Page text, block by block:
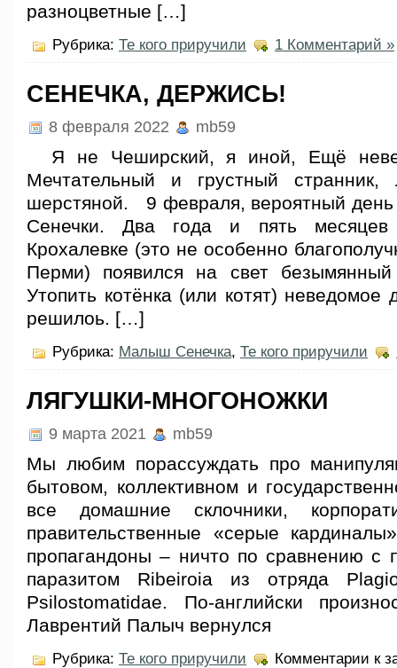
разноцветные […]
Рубрика: Те кого приручили 1 Комментарий »
СЕНЕЧКА, ДЕРЖИСЬ!
8 февраля 2022 mb59
Я не Чеширский, я иной, Ещё
Мечтательный и грустный
шерстяной. 9 февраля, вероятный
Сенечки. Два года и пять
Крохалевке (это не особенно
Перми) появился на свет
Утопить котёнка (или котят) неведомое
решилоь. […]
Рубрика: Малыш Сенечка, Те кого приручили
ЛЯГУШКИ-МНОГОНОЖКИ
9 марта 2021 mb59
Мы любим порассуждать про
бытовом, коллективном и
все домашние склочники,
правительственные «серые
пропагандоны – ничто по сравнению с
паразитом Ribeiroia из отряда
Psilostomatidae. По-английски
Лаврентий Палыч вернулся
Рубрика: Те кого приручили Комментарии к